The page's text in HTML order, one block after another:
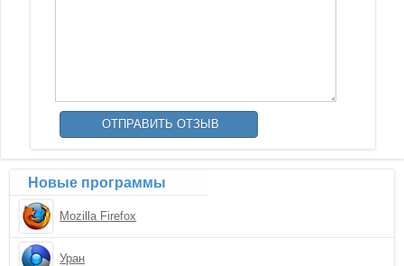
Новые программы
Mozilla Firefox
Уран